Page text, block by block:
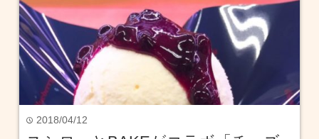
time 2018/04/12